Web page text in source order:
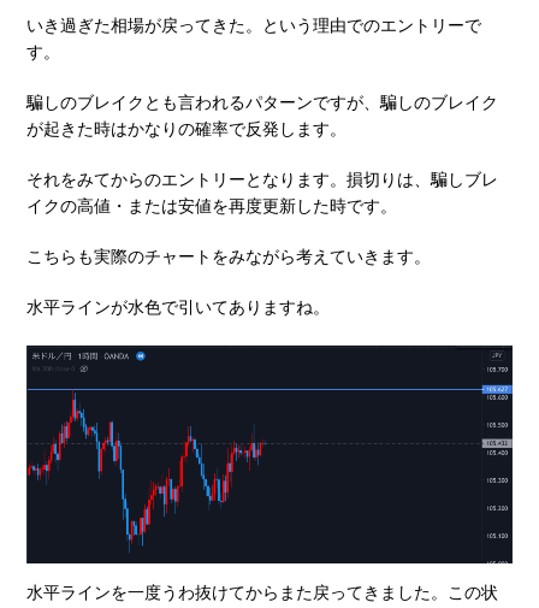
いき過ぎた相場が戻ってきた。という理由でのエントリーで
す。
騙しのブレイクとも言われるパターンですが、騙しのブレイク
が起きた時はかなりの確率で反発します。
それをみてからのエントリーとなります。損切りは、騙しブレ
イクの高値・または安値を再度更新した時です。
こちらも実際のチャートをみながら考えていきます。
水平ラインが水色で引いてありますね。
水平ラインを一度うわ抜けてからまた戻ってきました。この状